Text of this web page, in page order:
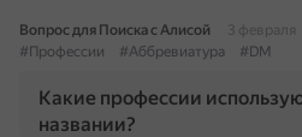
Вопрос для Поиска с Алисой
3 февраля
#Профессии
#Аббревиатура #DM
Какие профессии
названии?